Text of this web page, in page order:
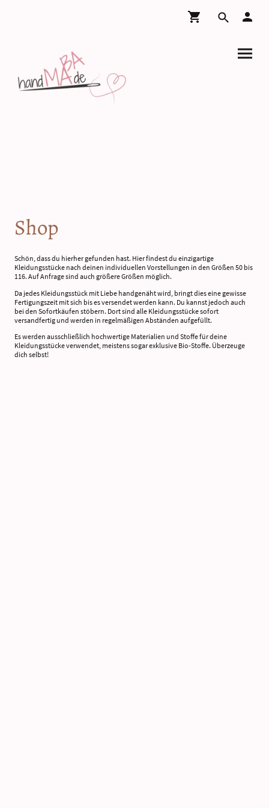
Shop
Schön, dass du hierher gefunden hast. Hier findest du einzigartige
Kleidungsstücke nach deinen individuellen Vorstellungen in den Größen 50 bis
116. Auf Anfrage sind auch größere Größen möglich.
Da jedes Kleidungsstück mit Liebe handgenäht wird, bringt dies eine gewisse
Fertigungszeit mit sich bis es versendet werden kann. Du kannst jedoch auch
bei den Sofortkäufen stöbern. Dort sind alle Kleidungsstücke sofort
versandfertig und werden in regelmäßigen Abständen aufgefüllt.
Es werden ausschließlich hochwertige Materialien und Stoffe für deine
Kleidungsstücke verwendet, meistens sogar exklusive Bio-Stoffe. Überzeuge
dich selbst!